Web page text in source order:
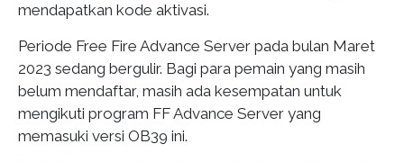
mendapatkan kode aktivasi.
Periode Free Fire Advance Server pada bulan Maret
2023 sedang bergulir. Bagi para pemain yang masih
belum mendaftar, masih ada kesempatan untuk
mengikuti program FF Advance Server yang
memasuki versi OB39 ini.